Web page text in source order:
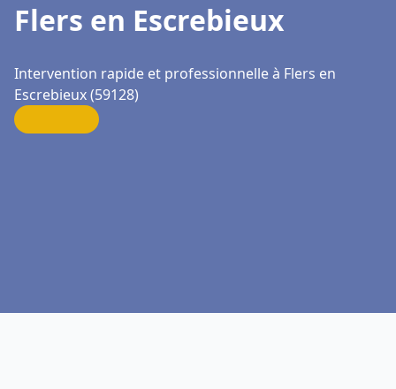
Flers en Escrebieux
Intervention rapide et professionnelle à Flers en
Escrebieux (59128)